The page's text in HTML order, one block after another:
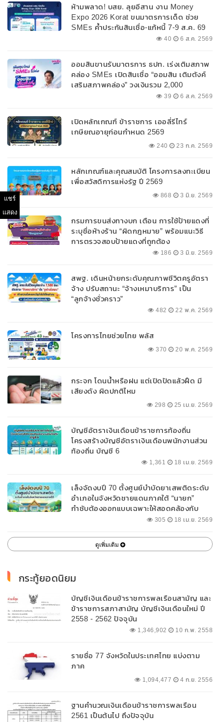
แชร์
แสดง
ห้ามพลาด! บสย. ลุยอีสาน งาน Money
Expo 2026 Korat ขนมาตรการเด็ด ช่วย
SMEs ค้ำประกันสินเชื่อ-แก้หนี้ 7-9 ส.ค. 69
40 6 ส.ค. 2569
ออมสินขานรับมาตรการ ธปท. เร่งเติมสภาพ
คล่อง SMEs เปิดสินเชื่อ “ออมสิน เติมตังค์
เสริมสภาพคล่อง” วงเงินรวม 2,000
ลบ.สนับสนุนเงินทุนหมุนเวียนวงเงินกู้สูงสุด
39 6 ส.ค. 2569
เปิดหลักเกณฑ์ ข้าราชการ เออลี่รีไทร์
เกษียณอายุก่อนกำหนด 2569
240 23 ก.ค. 2569
หลักเกณฑ์และคุณสมบัติ โครงการลงทะเบียน
เพื่อสวัสดิการแห่งรัฐ ปี 2569
868 3 มิ.ย. 2569
กรมการขนส่งทางบก เตือน การใช้ป้ายแดงที่
ระบุชื่อห้างร้าน “ผิดกฎหมาย” พร้อมแนะวิธี
การตรวจสอบป้ายแดงที่ถูกต้อง
186 3 มิ.ย. 2569
สพฐ. เดินหน้ายกระดับคุณภาพชีวิตครูอัตรา
จ้าง ปรับสถานะ “จ้างเหมาบริการ” เป็น
“ลูกจ้างชั่วคราว”
482 22 พ.ค. 2569
โครงการไทยช่วยไทย พลัส
370 20 พ.ค. 2569
กระจก โดนน้ำหรือฝน แต่เปิดปัดแล้วฝืด มี
เสียงดัง ผิดปกติไหม
298 25 เม.ย. 2569
บัญชีอัตราเงินเดือนข้าราชการท้องถิ่น
โครงสร้างบัญชีอัตราเงินเดือนพนักงานส่วน
ท้องถิ่น บัญชี 6
1,361 18 เม.ย. 2569
เล็งจัดงบปี 70 ตั้งศูนย์บำบัดยาเสพติดระดับ
อำเภอในจังหวัดชายแดนภาคใต้ “นายก”
กำชับต้องออกแบบเฉพาะให้สอดคล้องกับ
305 18 เม.ย. 2569
ดูเพิ่มเติม
กระทู้ยอดนิยม
บัญชีเงินเดือนข้าราชการพลเรือนสามัญ และ
ข้าราชการสภาสามัญ บัญชีเงินเดือนใหม่ ปี
2558 - 2562 ปัจจุบัน
1,346,902 10 ก.พ. 2558
รายชื่อ 77 จังหวัดในประเทศไทย แบ่งตาม
ภาค
1,094,477 4 ก.ย. 2556
ฐานคำนวณเงินเดือนข้าราชการพลเรือน
2561 เป็นต้นไป ถึงปัจจุบัน